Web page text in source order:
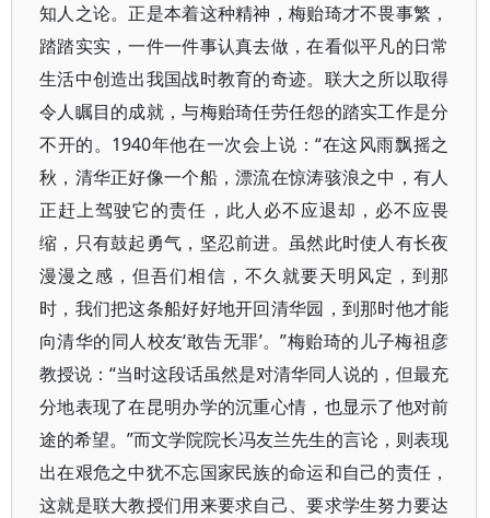
知人之论。正是本着这种精神，梅贻琦才不畏事繁，
踏踏实实，一件一件事认真去做，在看似平凡的日常
生活中创造出我国战时教育的奇迹。联大之所以取得
令人瞩目的成就，与梅贻琦任劳任怨的踏实工作是分
不开的。1940年他在一次会上说：“在这风雨飘摇之
秋，清华正好像一个船，漂流在惊涛骇浪之中，有人
正赶上驾驶它的责任，此人必不应退却，必不应畏
缩，只有鼓起勇气，坚忍前进。虽然此时使人有长夜
漫漫之感，但吾们相信，不久就要天明风定，到那
时，我们把这条船好好地开回清华园，到那时他才能
向清华的同人校友‘敢告无罪’。”梅贻琦的儿子梅祖彦
教授说：“当时这段话虽然是对清华同人说的，但最充
分地表现了在昆明办学的沉重心情，也显示了他对前
途的希望。”而文学院院长冯友兰先生的言论，则表现
出在艰危之中犹不忘国家民族的命运和自己的责任，
这就是联大教授们用来要求自己、要求学生努力要达